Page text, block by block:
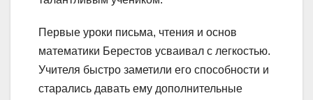
Первые уроки письма, чтения и основ
математики Берестов усваивал с легкостью.
Учителя быстро заметили его способности и
старались давать ему дополнительные